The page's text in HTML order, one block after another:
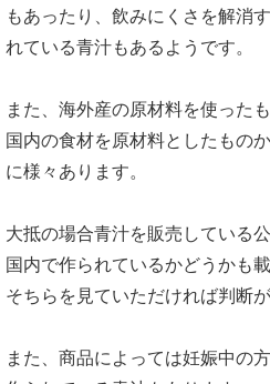
もあったり、飲みにくさを解消
れている青汁もあるようです。
また、海外産の原材料を使った
国内の食材を原材料としたもの
に様々あります。
大抵の場合青汁を販売している
国内で作られているかどうかも
そちらを見ていただければ判断
また、商品によっては妊娠中の